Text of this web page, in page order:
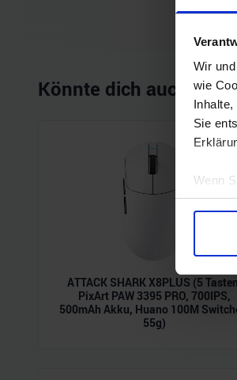
Wir und
wie
Sie
Wenn
Wir
und
Könnte dich auch
ATTACK SHARK X8PLUS (5
PixArt PAW 3395 PRO, 700IPS,
500mAh Akku, Huano 100M
55g)